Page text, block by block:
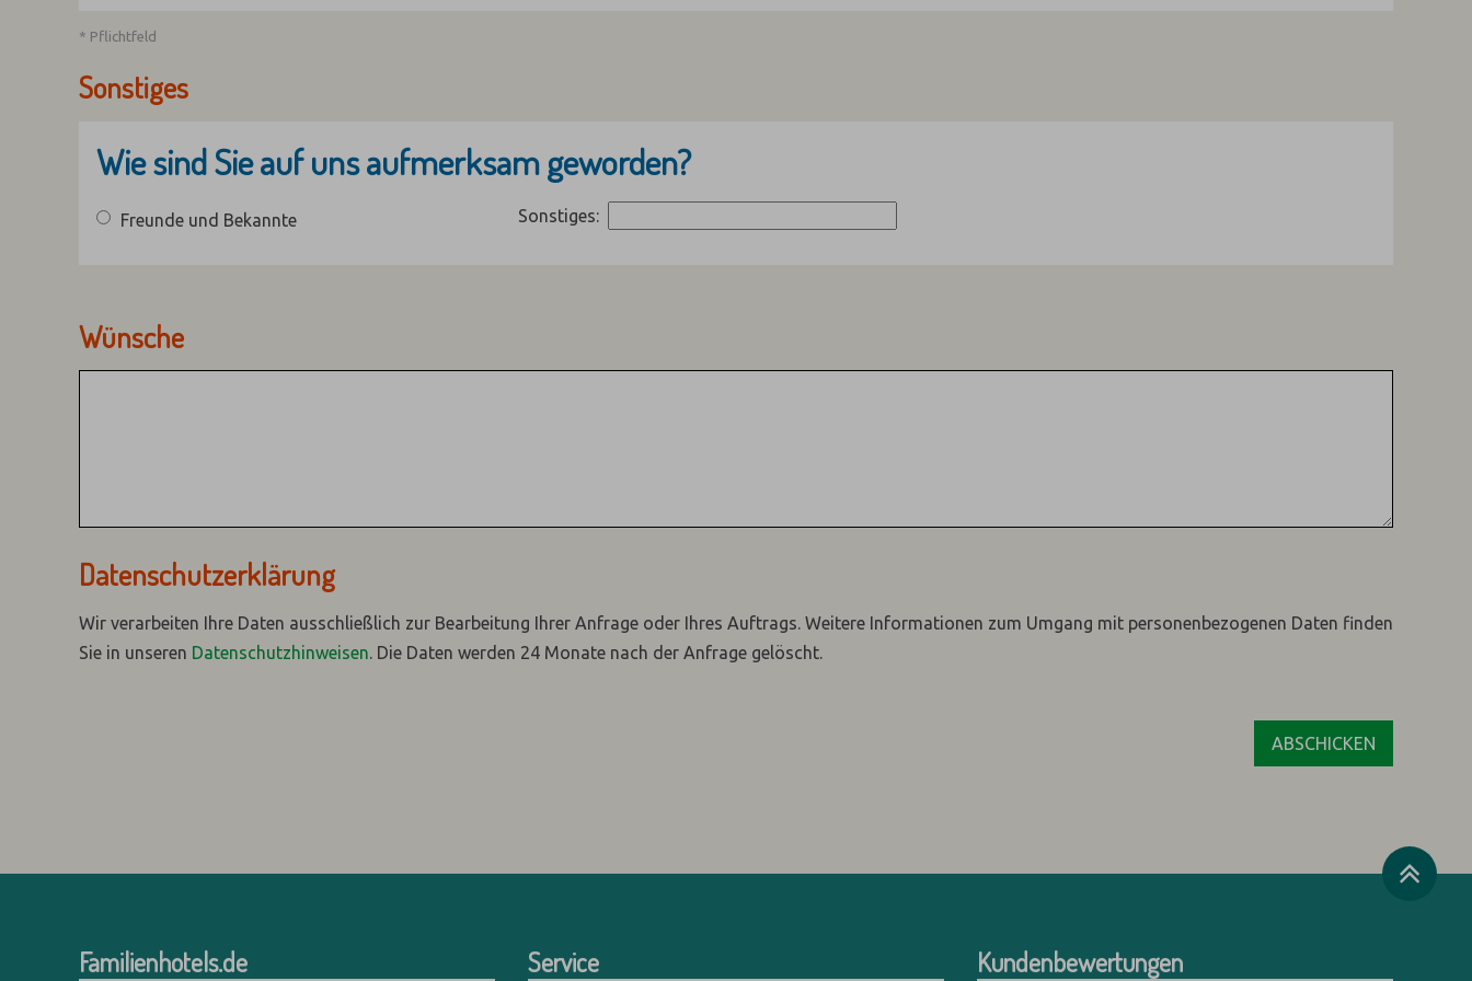
* Pflichtfeld
Sonstiges
Wie sind Sie auf uns aufmerksam geworden?
Freunde und Bekannte Sonstiges:
Wünsche
Datenschutzerklärung
Wir verarbeiten Ihre Daten ausschließlich zur Bearbeitung Ihrer Anfrage oder Ihres Auftrags. Weitere Informationen zum Umgang mit personenbezogenen Daten finden
Sie in unseren Datenschutzhinweisen. Die Daten werden 24 Monate nach der Anfrage gelöscht.
Familienhotels.de Service Kundenbewertungen